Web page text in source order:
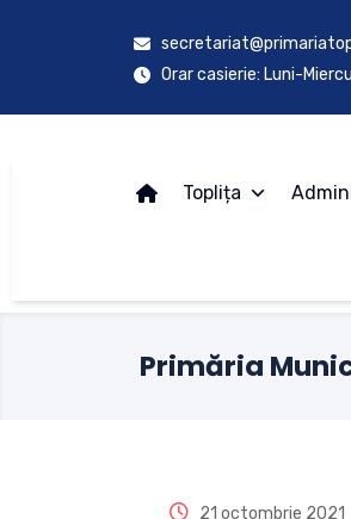
Orar casierie: Luni-
Toplița
Primăria
21 octombrie 2021